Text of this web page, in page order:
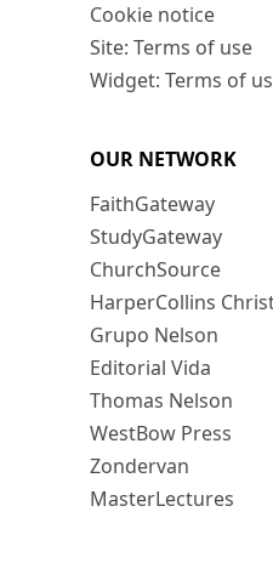
Cookie notice
Site: Terms of use
Widget: Terms of
OUR NETWORK
FaithGateway
StudyGateway
ChurchSource
HarperCollins
Grupo Nelson
Editorial Vida
Thomas Nelson
WestBow Press
Zondervan
MasterLectures